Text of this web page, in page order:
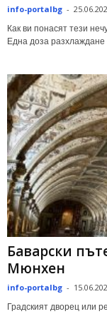
info-portalbg -
Как ви понасят тези
Eдна доза разхлаждане
Баварски
Мюнхен
info-portalbg -
Градският дворец или